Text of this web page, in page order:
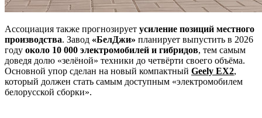
Ассоциация также прогнозирует усиление позиций местного
производства. Завод «БелДжи» планирует выпустить в 2026
году около 10 000 электромобилей и гибридов, тем самым
доведя долю «зелёной» техники до четвёрти своего объёма.
Основной упор сделан на новый компактный Geely EX2,
который должен стать самым доступным «электромобилем
белорусской сборки».